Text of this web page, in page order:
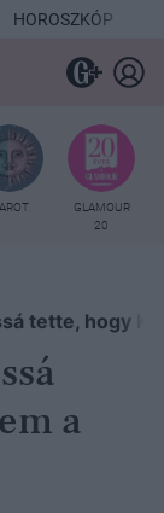
HOROSZKÓP
GLAMOUR
20
tette, hogy
a